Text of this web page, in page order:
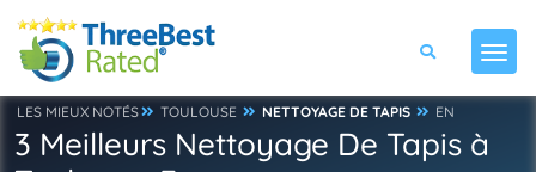
LES MIEUX NOTÉS TOULOUSE NETTOYAGE DE TAPIS EN
3 Meilleurs Nettoyage De Tapis à